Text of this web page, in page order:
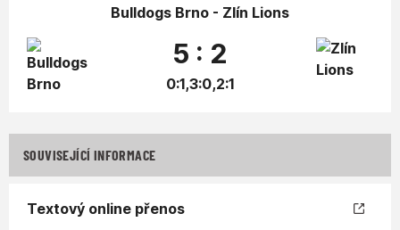
Bulldogs Brno - Zlín Lions
5 : 2
0:1,3:0,2:1
SOUVISEJÍCÍ INFORMACE
Textový online přenos